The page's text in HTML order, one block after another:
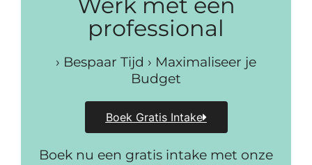
professional
› Bespaar Tijd › Maximaliseer je
Budget
Boek Gratis Intake
Boek nu een gratis intake met onze